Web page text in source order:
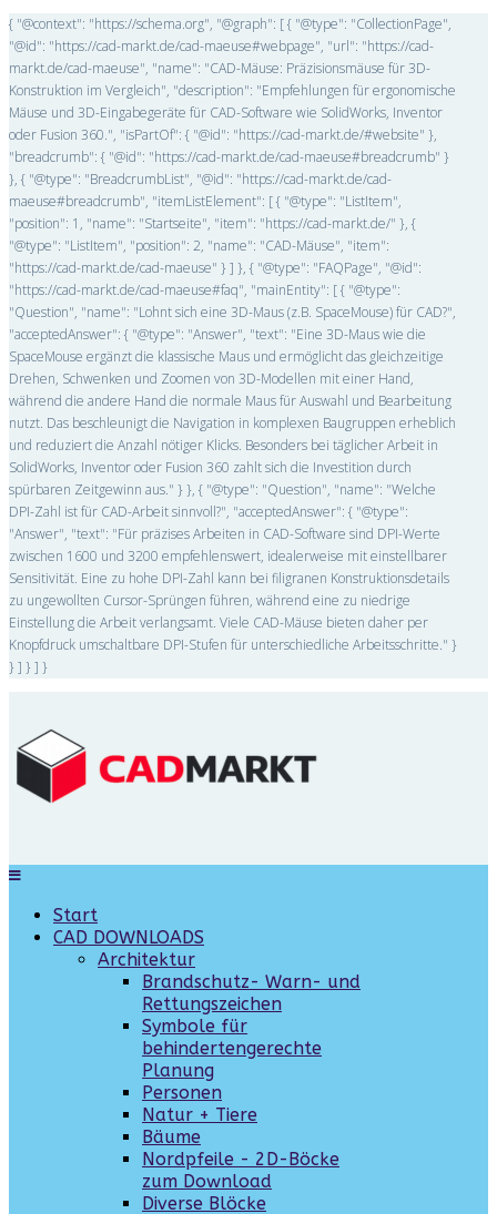
{ "@context": "https://schema.org", "@graph": [ { "@type": "CollectionPage",
"@id": "https://cad-markt.de/cad-maeuse#webpage", "url": "https://cad-
markt.de/cad-maeuse", "name": "CAD-Mäuse: Präzisionsmäuse für 3D-
Konstruktion im Vergleich", "description": "Empfehlungen für ergonomische
Mäuse und 3D-Eingabegeräte für CAD-Software wie SolidWorks, Inventor
oder Fusion 360.", "isPartOf": { "@id": "https://cad-markt.de/#website" },
"breadcrumb": { "@id": "https://cad-markt.de/cad-maeuse#breadcrumb" }
}, { "@type": "BreadcrumbList", "@id": "https://cad-markt.de/cad-
maeuse#breadcrumb", "itemListElement": [ { "@type": "ListItem",
"position": 1, "name": "Startseite", "item": "https://cad-markt.de/" }, {
"@type": "ListItem", "position": 2, "name": "CAD-Mäuse", "item":
"https://cad-markt.de/cad-maeuse" } ] }, { "@type": "FAQPage", "@id":
"https://cad-markt.de/cad-maeuse#faq", "mainEntity": [ { "@type":
"Question", "name": "Lohnt sich eine 3D-Maus (z.B. SpaceMouse) für CAD?",
"acceptedAnswer": { "@type": "Answer", "text": "Eine 3D-Maus wie die
SpaceMouse ergänzt die klassische Maus und ermöglicht das gleichzeitige
Drehen, Schwenken und Zoomen von 3D-Modellen mit einer Hand,
während die andere Hand die normale Maus für Auswahl und Bearbeitung
nutzt. Das beschleunigt die Navigation in komplexen Baugruppen erheblich
und reduziert die Anzahl nötiger Klicks. Besonders bei täglicher Arbeit in
SolidWorks, Inventor oder Fusion 360 zahlt sich die Investition durch
spürbaren Zeitgewinn aus." } }, { "@type": "Question", "name": "Welche
DPI-Zahl ist für CAD-Arbeit sinnvoll?", "acceptedAnswer": { "@type":
"Answer", "text": "Für präzises Arbeiten in CAD-Software sind DPI-Werte
zwischen 1600 und 3200 empfehlenswert, idealerweise mit einstellbarer
Sensitivität. Eine zu hohe DPI-Zahl kann bei filigranen Konstruktionsdetails
zu ungewollten Cursor-Sprüngen führen, während eine zu niedrige
Einstellung die Arbeit verlangsamt. Viele CAD-Mäuse bieten daher per
Knopfdruck umschaltbare DPI-Stufen für unterschiedliche Arbeitsschritte." }
} ] } ] }
Start
CAD DOWNLOADS
Architektur
Brandschutz- Warn- und
Rettungszeichen
Symbole für
behindertengerechte
Planung
Personen
Natur + Tiere
Bäume
Nordpfeile - 2D-Böcke
zum Download
Diverse Blöcke